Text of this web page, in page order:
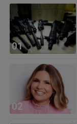
01
02